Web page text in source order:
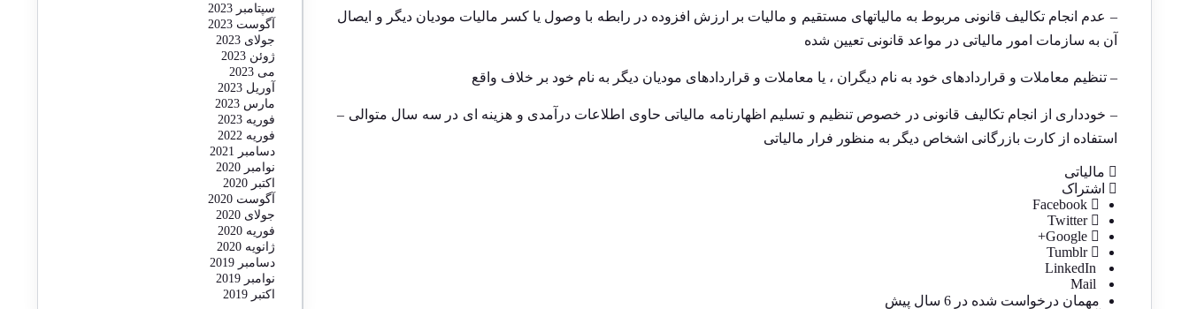
– عدم انجام تکالیف قانونی مربوط به مالیاتهای مستقیم و مالیات بر ارزش افزوده در رابطه با وصول یا کسر مالیات مودیان دیگر و ایصال
آن به سازمات امور مالیاتی در مواعد قانونی تعیین شده
– تنظیم معاملات و قراردادهای خود به نام دیگران ، یا معاملات و قراردادهای مودیان دیگر به نام خود بر خلاف واقع
– خودداری از انجام تکالیف قانونی در خصوص تنظیم و تسلیم اظهارنامه مالیاتی حاوی اطلاعات درآمدی و هزینه ای در سه سال متوالی –
استفاده از کارت بازرگانی اشخاص دیگر به منظور فرار مالیاتی
مالیاتی
اشتراک
Facebook
Twitter
Google+
Tumblr
مهمان درخواست شده در6 سال پیش
سپتامبر 2023
آگوست 2023
جولای 2023
ژوئن 2023
می 2023
آوریل 2023
مارس 2023
فوریه 2023
فوریه 2022
دسامبر 2021
نوامبر 2020
اکتبر 2020
آگوست 2020
جولای 2020
فوریه 2020
ژانویه 2020
دسامبر 2019
نوامبر 2019
اکتبر 2019